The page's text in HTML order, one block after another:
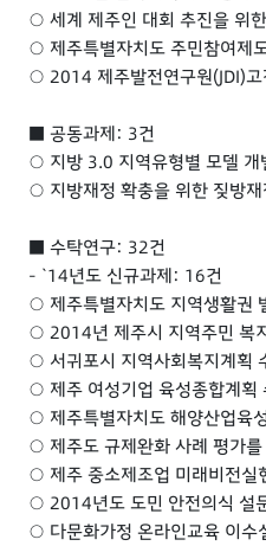
○ 세계 제주인 대회 추진을 위
○ 제주특별자치도 주민참여제
○ 2014 제주발전연구원(JDI)
■ 공동과제: 3건
○ 지방 3.0 지역유형별 모델 개
○ 지방재정 확충을 위한 짖방
■ 수탁연구: 32건
- `14년도 신규과제: 16건
○ 제주특별자치도 지역생활권
○ 2014년 제주시 지역주민 복
○ 서귀포시 지역사회복지계획
○ 제주 여성기업 육성종합계획
○ 제주특별자치도 해양산업육
○ 제주도 규제완화 사례 평가
○ 제주 중소제조업 미래비전실
○ 2014년도 도민 안전의식 설
○ 다문화가정 온라인교육 이수